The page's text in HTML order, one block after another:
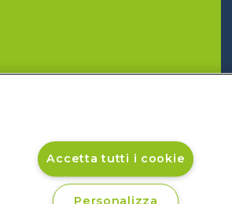
Accetta tutti i cookie
Personalizza